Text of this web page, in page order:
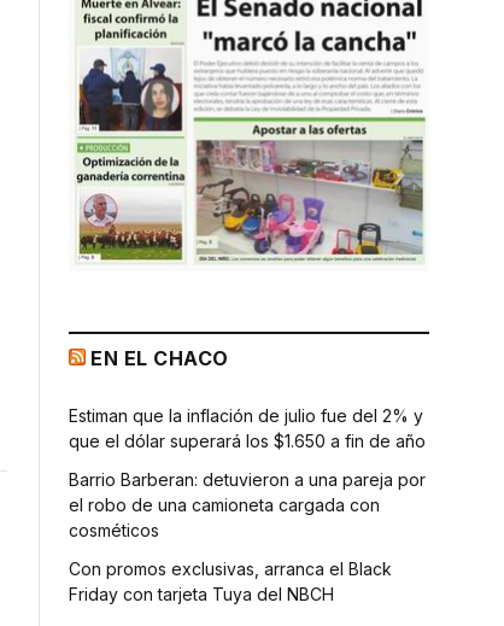
EN EL CHACO
Estiman que la inflación de julio fue del 2% y
que el dólar superará los $1.650 a fin de año
Barrio Barberan: detuvieron a una pareja por
el robo de una camioneta cargada con
cosméticos
Con promos exclusivas, arranca el Black
Friday con tarjeta Tuya del NBCH